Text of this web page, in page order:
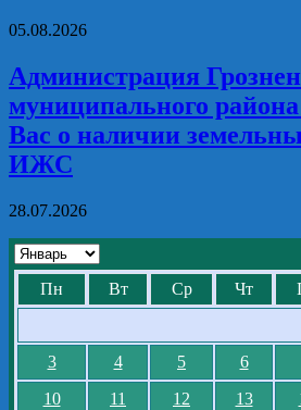
05.08.2026
Администрация
муниципального
Вас о наличии
ИЖС
28.07.2026
Пн Вт Ср Чт
3
4 5 6
10
11 12 13